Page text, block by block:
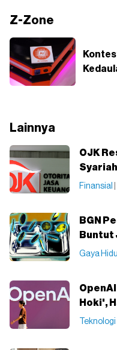
Z-Zone
Lainnya
OJK
Finansial
BGN
Buntut
Gaya
Hoki',
Teknologi